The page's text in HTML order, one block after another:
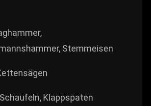
Stemmeisen
Klappspaten